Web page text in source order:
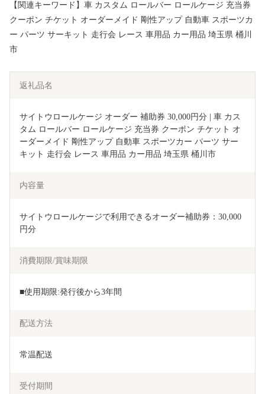
【関連キーワード】車 カスタム ロールバー ロールケージ 充当券
クーポン チケット オーダーメイド 剛性アップ 自動車 スポーツカ
ー パーツ サーキット 走行会 レース 車用品 カー用品 埼玉県 桶川
市
返礼品名
サイトウロールケージ オーダー 補助券 30,000円分 | 車 カス
タム ロールバー ロールケージ 充当券 クーポン チケット オ
ーダーメイド 剛性アップ 自動車 スポーツカー パーツ サー
キット 走行会 レース 車用品 カー用品 埼玉県 桶川市
内容量
サイトウロールケージで利用できるオーダー補助券：30,000
円分
消費期限/賞味期限
■使用期限:発行後から3年間
配送方法
常温配送
受付期間